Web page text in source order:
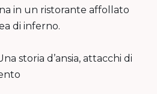
in un ristorante affollato
di inferno.
storia d’ansia, attacchi di